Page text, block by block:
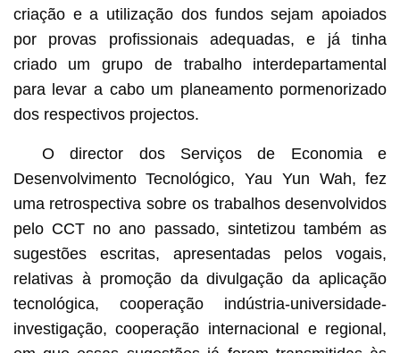
criação e a utilização dos fundos sejam apoiados
por provas profissionais adequadas, e já tinha
criado um grupo de trabalho interdepartamental
para levar a cabo um planeamento pormenorizado
dos respectivos projectos.
O director dos Serviços de Economia e
Desenvolvimento Tecnológico, Yau Yun Wah, fez
uma retrospectiva sobre os trabalhos desenvolvidos
pelo CCT no ano passado, sintetizou também as
sugestões escritas, apresentadas pelos vogais,
relativas à promoção da divulgação da aplicação
tecnológica, cooperação indústria-universidade-
investigação, cooperação internacional e regional,